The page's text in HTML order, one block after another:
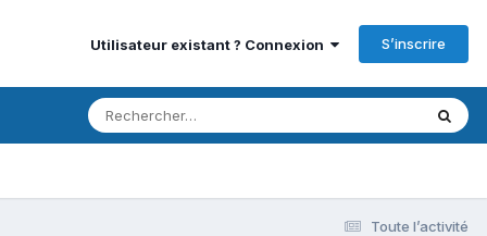
Utilisateur existant ? Connexion S’inscrire
Toute l’activité